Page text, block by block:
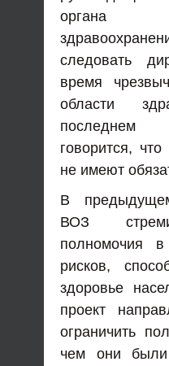
органа
следовать
время
области
последнем
говорится,
не имеют
В
ВОЗ
полномочия
рисков,
здоровье
проект
ограничить
чем они